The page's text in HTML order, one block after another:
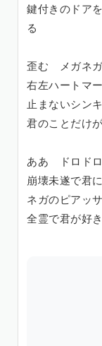
鍵付きのドア
る
歪む メガネ
右左ハートマ
止まないシン
君のことだ
ああ ドロド
崩壊未遂で君
ネガのピアッ
全霊で君が